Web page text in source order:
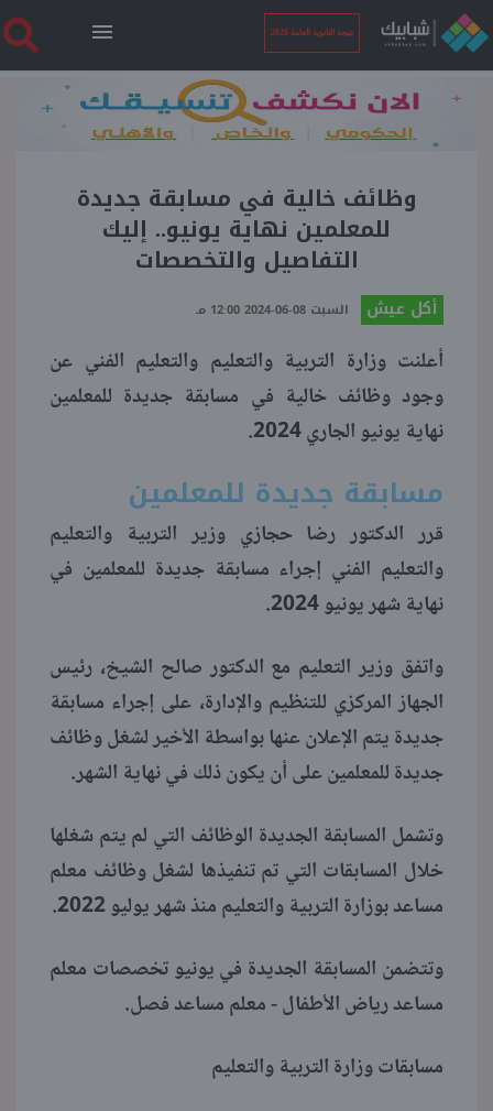
نتيجة الثانوية العامة 2026
الرئيسية
نتيجة الثانوية العامة 2026
أخبار ساخنة
بوابة الطلبة
منوعات
وظائف خالية في مسابقة جديدة
للمعلمين نهاية يونيو.. إليك
التفاصيل والتخصصات
أكل عيش السبت 08-06-2024 12:00 مـ
أعلنت وزارة التربية والتعليم والتعليم الفني عن
وجود وظائف خالية في مسابقة جديدة للمعلمين
نهاية يونيو الجاري 2024.
مسابقة جديدة للمعلمين
قرر الدكتور رضا حجازي وزير التربية والتعليم
والتعليم الفني إجراء مسابقة جديدة للمعلمين في
نهاية شهر يونيو 2024.
واتفق وزير التعليم مع الدكتور صالح الشيخ، رئيس
الجهاز المركزي للتنظيم والإدارة، على إجراء مسابقة
جديدة يتم الإعلان عنها بواسطة الأخير لشغل وظائف
جديدة للمعلمين على أن يكون ذلك في نهاية الشهر.
وتشمل المسابقة الجديدة الوظائف التي لم يتم شغلها
خلال المسابقات التي تم تنفيذها لشغل وظائف معلم
مساعد بوزارة التربية والتعليم منذ شهر يوليو 2022.
وتتضمن المسابقة الجديدة في يونيو تخصصات معلم
مساعد رياض الأطفال - معلم مساعد فصل.
مسابقات وزارة التربية والتعليم